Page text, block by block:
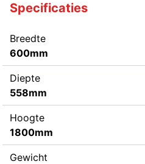
Specificaties
Breedte
600mm
Diepte
558mm
Hoogte
1800mm
Gewicht